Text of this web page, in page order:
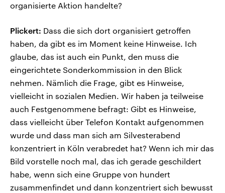
organisierte Aktion handelte?
Plickert: Dass die sich dort organisiert getroffen
haben, da gibt es im Moment keine Hinweise. Ich
glaube, das ist auch ein Punkt, den muss die
eingerichtete Sonderkommission in den Blick
nehmen. Nämlich die Frage, gibt es Hinweise,
vielleicht in sozialen Medien. Wir haben ja teilweise
auch Festgenommene befragt: Gibt es Hinweise,
dass vielleicht über Telefon Kontakt aufgenommen
wurde und dass man sich am Silvesterabend
konzentriert in Köln verabredet hat? Wenn ich mir das
Bild vorstelle noch mal, das ich gerade geschildert
habe, wenn sich eine Gruppe von hundert
zusammenfindet und dann konzentriert sich bewusst